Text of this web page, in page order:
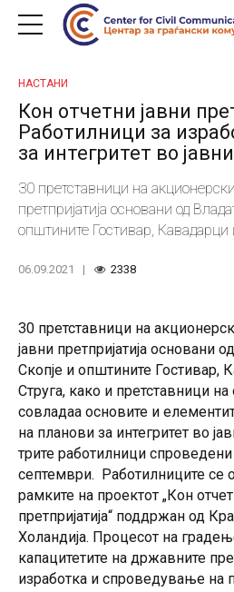
НАСТАНИ
Кон отчетни јавни
Работилници за
за интегритет во
30 претставници на
претпријатија основани од
општините Гостивар, Кавадарци
елементите за изработка на
06.09.2021 2338
30 претставници на
јавни претпријатија основани
Скопје и општините Гостивар,
Струга, како и претставници
совладаа основите и
на планови за интегритет во
трите работилници
септември. Работилниците се
рамките на проектот „Кон
претпријатија“ поддржан од
Холандија. Процесот на
капацитетите на државните
изработка и спроведување на